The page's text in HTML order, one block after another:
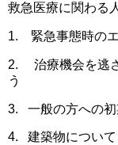
救急医療に関わる
1. 緊急事態時の
2. 治療機会を逃
う
3. 一般の方への初
4. 建築物について